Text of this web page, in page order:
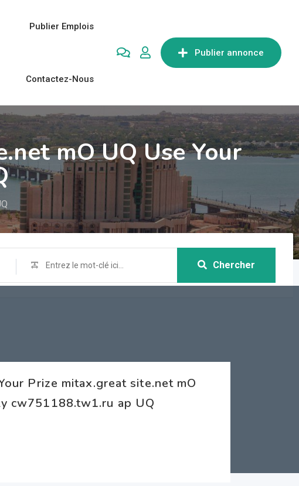
Publier annonce
Publier Emplois
Contactez-Nous
mO UQ Use Your
Chercher
Prize mitax.great site.net mO
cw751188.tw1.ru ap UQ